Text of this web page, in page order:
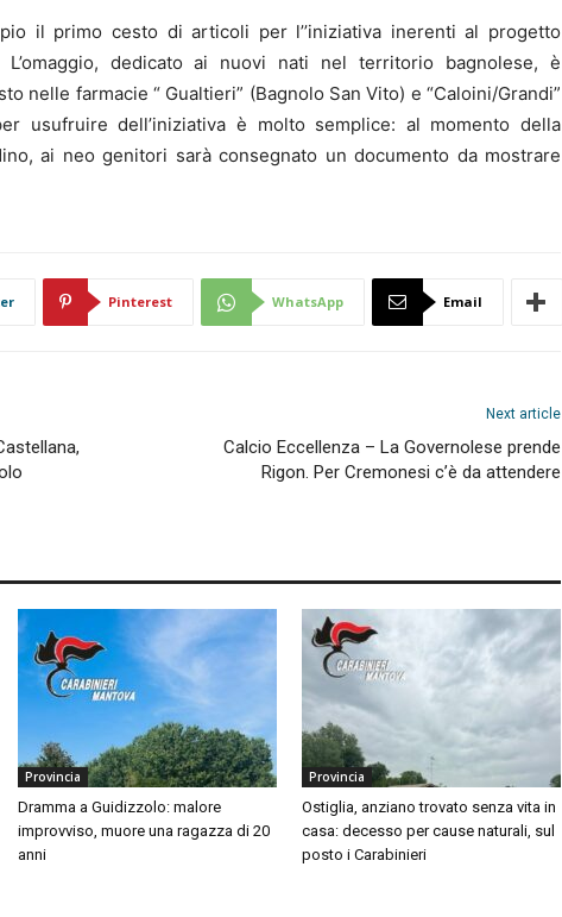
il primo cesto di articoli per l’’iniziativa inerenti al progetto
dedicato ai nuovi nati nel territorio bagnolese, è
nelle farmacie “ Gualtieri” (Bagnolo San Vito) e “Caloini/Grandi”
usufruire dell’iniziativa è molto semplice: al momento della
ai neo genitori sarà consegnato un documento da mostrare
Pinterest WhatsApp Email
Next article
Calcio Eccellenza – La Governolese prende
Rigon. Per Cremonesi c’è da attendere
Provincia
Dramma a Guidizzolo: malore
improvviso, muore una ragazza di 20
anni
Provincia
Ostiglia, anziano trovato senza vita in
casa: decesso per cause naturali, sul
posto i Carabinieri